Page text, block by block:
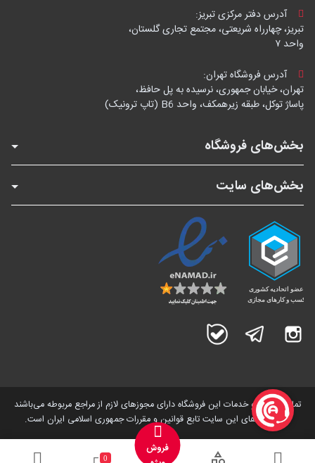
آدرس دفتر مرکزی تبریز:
تبریز، چهارراه شریعتی، مجتمع تجاری گلستان،
واحد ۷
آدرس فروشگاه تهران:
تهران، خیابان جمهوری، نرسیده به پل حافظ،
پاساژ توکل، طبقه زیرهمکف، واحد B6 (تاپ ترونیک)
بخش‌های فروشگاه
بخش‌های سایت
اینستاگرام تلگرام
تمامی کالاها و خدمات این فروشگاه دارای مجوز‌های لازم از مراجع مربوطه می‌باشند
و فعالیت های این سایت تابع قوانین و مقررات جمهوری اسلامی ایران است.
فروش
0